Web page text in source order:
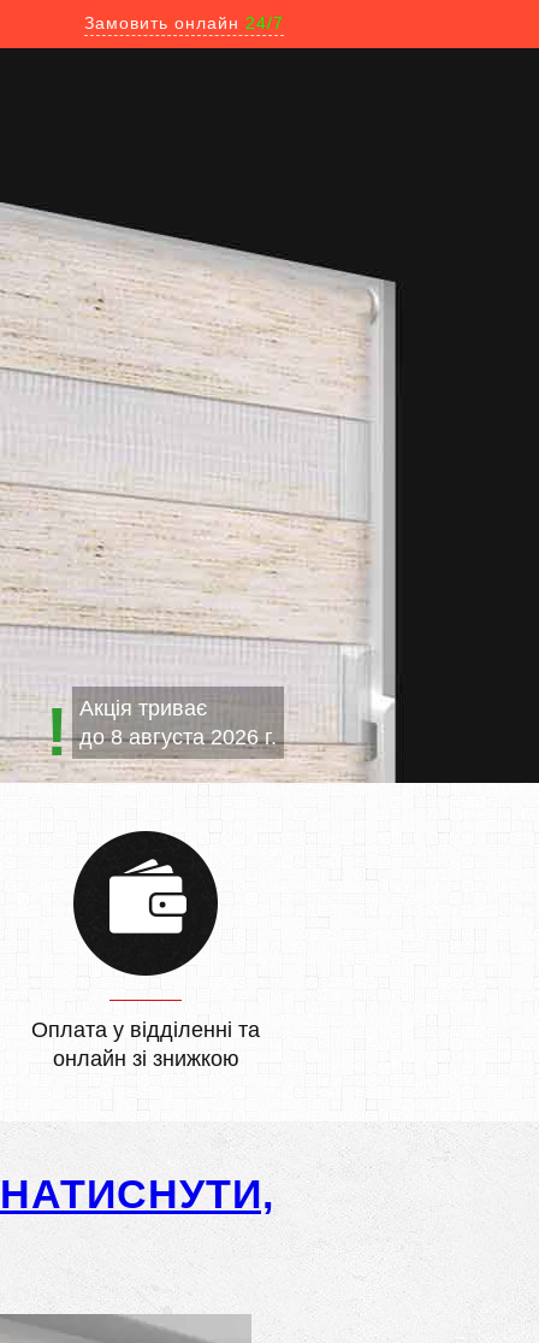
Замовить онлайн 24/7
Акція триває
до8 августа 2026 г.
Оплата у відділенні та
онлайн зі знижкою
НАТИСНУТИ,